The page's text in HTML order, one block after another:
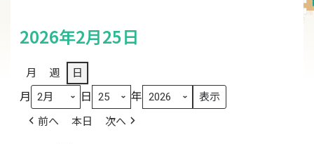
2026年2月25日
月 週 日
月 日 年
前へ 本日 次へ